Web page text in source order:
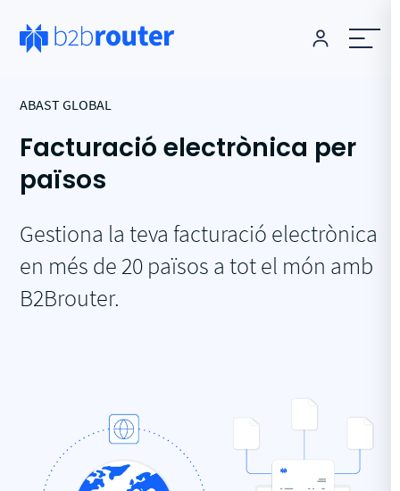
ABAST GLOBAL
Facturació electrònica per
països
Gestiona la teva facturació electrònica
en més de 20 països a tot el món amb
B2Brouter.